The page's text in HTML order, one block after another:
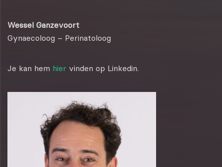
Wessel Ganzevoort
Gynaecoloog – Perinatoloog
Je kan hem hier vinden op Linkedin.